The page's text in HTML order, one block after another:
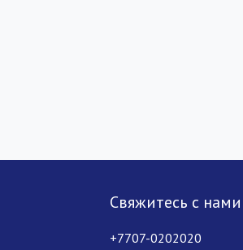
Свяжитесь с нами
+7707-0202020